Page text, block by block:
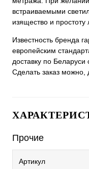
встраиваемыми
изящество и простоту
Известность бренда
европейским
доставку по Беларуси
Сделать заказ можно,
Прочие
Артикул